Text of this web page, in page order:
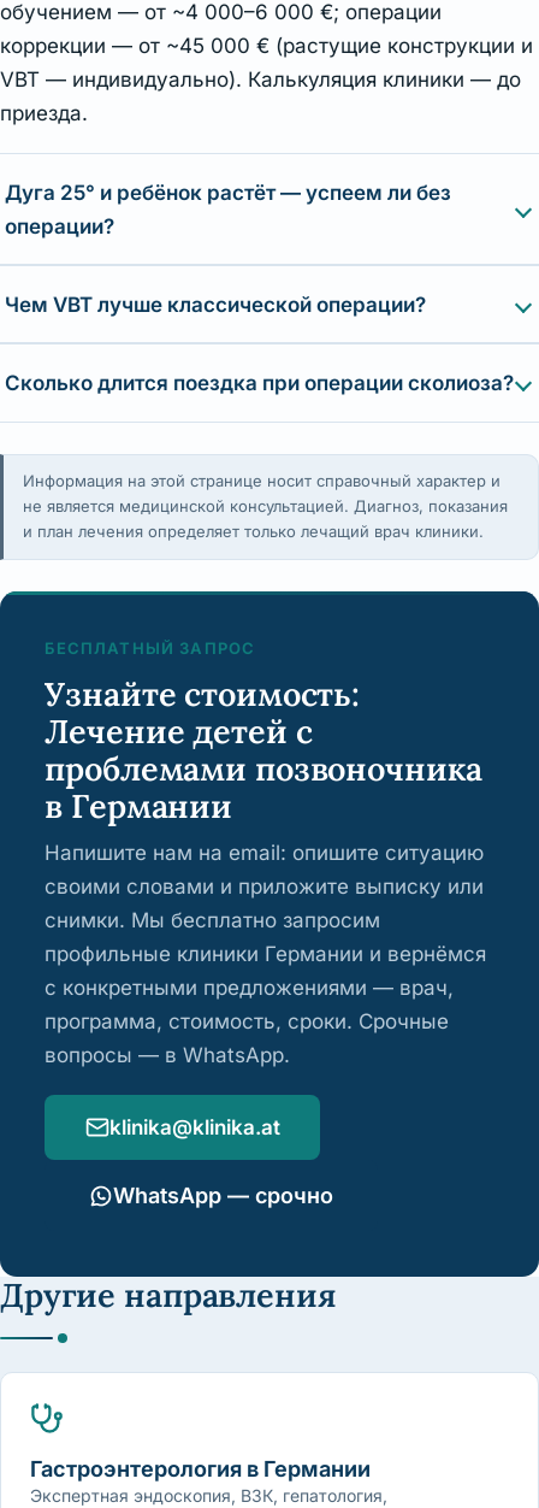
обучением — от ~4 000–6 000 €; операции
коррекции — от ~45 000 € (растущие конструкции и
VBT — индивидуально). Калькуляция клиники — до
приезда.
Дуга 25° и ребёнок растёт — успеем ли без
операции?
Чем VBT лучше классической операции?
Сколько длится поездка при операции сколиоза?
Информация на этой странице носит справочный характер и
не является медицинской консультацией. Диагноз, показания
и план лечения определяет только лечащий врач клиники.
БЕСПЛАТНЫЙ ЗАПРОС
Узнайте стоимость:
Лечение детей с
проблемами позвоночника
в Германии
Напишите нам на email: опишите ситуацию
своими словами и приложите выписку или
снимки. Мы бесплатно запросим
профильные клиники Германии и вернёмся
с конкретными предложениями — врач,
программа, стоимость, сроки. Срочные
вопросы — в WhatsApp.
klinika@klinika.at
WhatsApp — срочно
Другие направления
Гастроэнтерология в Германии
Экспертная эндоскопия, ВЗК, гепатология,